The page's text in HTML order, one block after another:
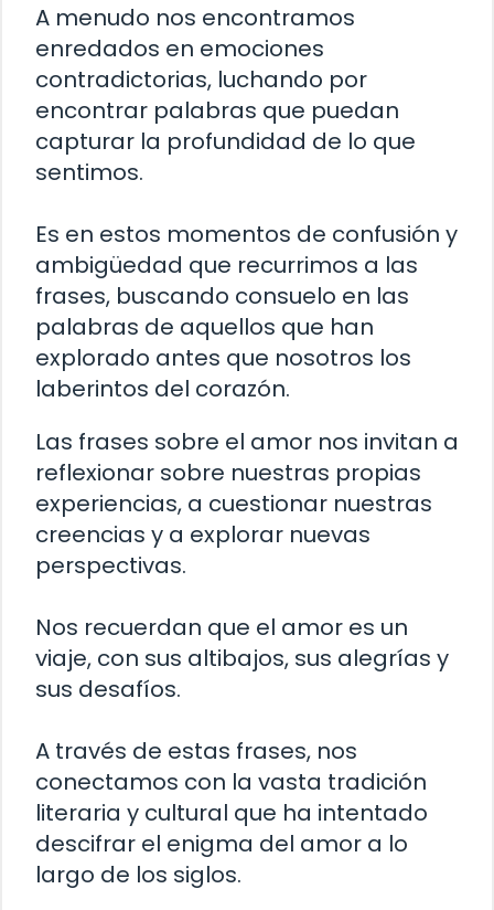
A menudo nos encontramos
enredados en emociones
contradictorias, luchando por
encontrar palabras que puedan
capturar la profundidad de lo que
sentimos.
Es en estos momentos de confusión y
ambigüedad que recurrimos a las
frases, buscando consuelo en las
palabras de aquellos que han
explorado antes que nosotros los
laberintos del corazón.
Las frases sobre el amor nos invitan a
reflexionar sobre nuestras propias
experiencias, a cuestionar nuestras
creencias y a explorar nuevas
perspectivas.
Nos recuerdan que el amor es un
viaje, con sus altibajos, sus alegrías y
sus desafíos.
A través de estas frases, nos
conectamos con la vasta tradición
literaria y cultural que ha intentado
descifrar el enigma del amor a lo
largo de los siglos.